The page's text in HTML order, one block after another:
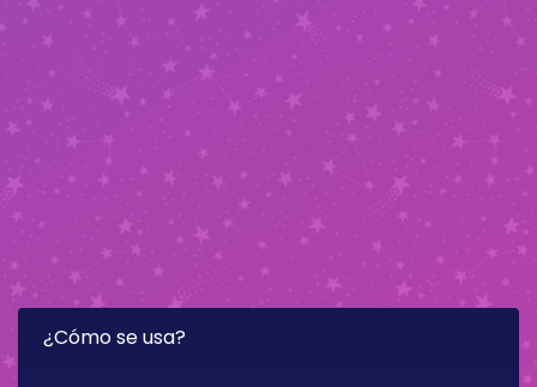
¿Cómo se usa?